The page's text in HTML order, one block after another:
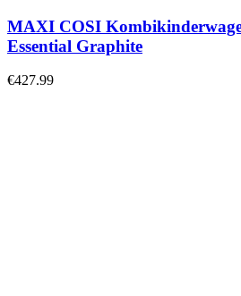
MAXI COSI
Essential Graphite
€427.99